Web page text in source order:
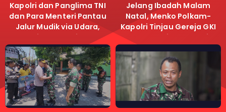
Kapolri dan Panglima TNI
dan Para Menteri Pantau
Jalur Mudik via Udara,
Pastikan Lalu Lintas
Lancar
Jelang Ibadah Malam
Natal, Menko Polkam-
Kapolri Tinjau Gereja GKI
Samanhudi dan Gereja